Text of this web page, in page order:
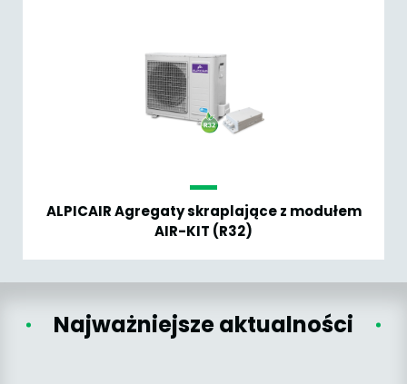
ALPICAIR Agregaty skraplające z modułem
AIR-KIT (R32)
Najważniejsze aktualności